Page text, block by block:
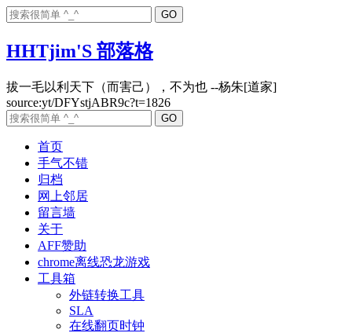
HHTjim'S 部落格
拔一毛以利天下（而害己），不为也 --杨朱[道家]
首页
手气不错
归档
网上邻居
留言墙
关于
AFF赞助
chrome离线恐龙游戏
工具箱
外链转换工具
SLA
在线翻页时钟